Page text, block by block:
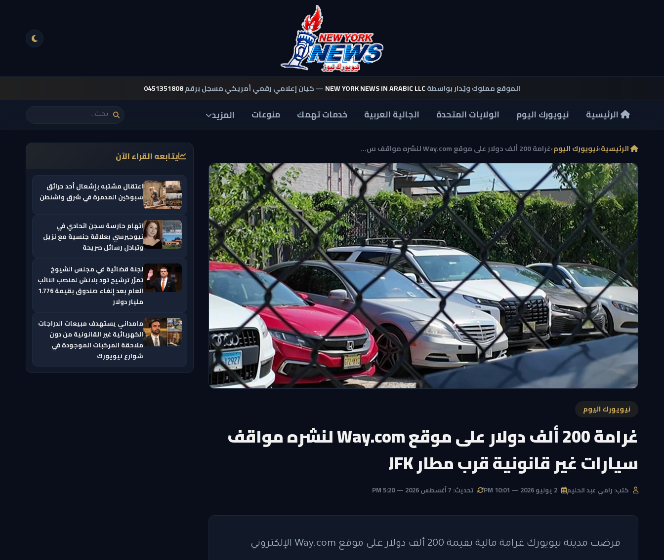
الموقع مملوك ويُدار بواسطةNEW YORK NEWS IN ARABIC LLC— كيان إعلامي رقمي أمريكي مسجل برقم0451351808
الرئيسية نيويورك اليوم الولايات المتحدة الجالية العربية خدمات تهمك منوعات المزيد
الرئيسية›نيويورك اليوم›غرامة 200 ألف دولار على موقع Way.com لنشره مواقف س...
نيويورك اليوم
غرامة 200 ألف دولار على موقع Way.com لنشره مواقف
سيارات غير قانونية قرب مطار JFK
كتب: رامي عبد الحليم تحديث: 7 أغسطس 2026 — 5:20 PM
فرضت مدينة نيويورك غرامة مالية بقيمة 200 ألف دولار على موقع Way.com الإلكتروني
يتابعه القراء الآن
اعتقال مشتبه بإشعال أحد حرائق
سبوكين المدمرة في شرق واشنطن
اتهام حارسة سجن اتحادي في
نيوجيرسي بعلاقة جنسية مع نزيل
وتبادل رسائل صريحة
لجنة قضائية في مجلس الشيوخ
تمرّر ترشيح تود بلانش لمنصب النائب
العام بعد إلغاء صندوق بقيمة 1.776
مليار دولار
مامداني يستهدف مبيعات الدراجات
الكهربائية غير القانونية من دون
ملاحقة المركبات الموجودة في
شوارع نيويورك